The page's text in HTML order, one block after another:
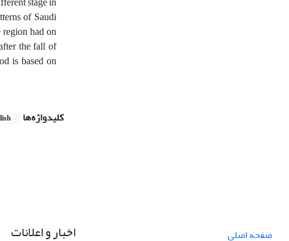
of Saudi
had on
the fall of
is based on
کلیدواژه‌ها
صفحه اصلی اخبار و اعلانات